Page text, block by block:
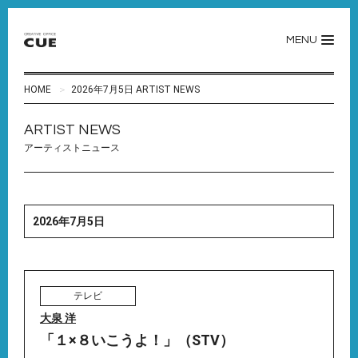
MENU
HOME 2026年7月5日 ARTIST NEWS
ARTIST NEWS
アーティストニュース
2026年7月5日
テレビ
大泉 洋
「１×８いこうよ！」（STV）